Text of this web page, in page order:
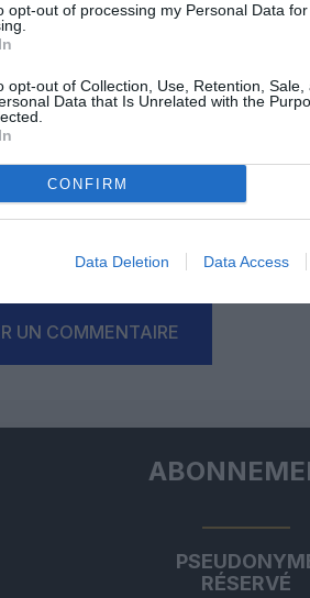
opt-out of processing my Personal Data for
opt-out of Collection, Use, Retention, Sale,
Data that Is Unrelated with the
CONFIRM
Data Deletion Data Access
FacebookTwitter
commentaire !
UN COMMENTAIRE
RÉSERVÉ